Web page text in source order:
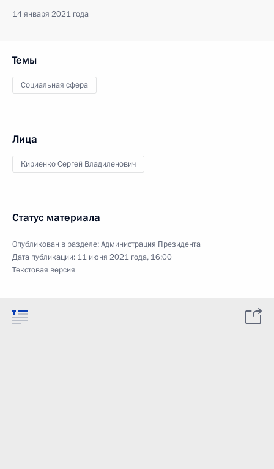
14 января 2021 года
Темы
Социальная сфера
Лица
Кириенко Сергей Владиленович
Статус материала
Опубликован в разделе:Администрация Президента
Дата публикации: 11 июня 2021 года, 16:00
Текстовая версия